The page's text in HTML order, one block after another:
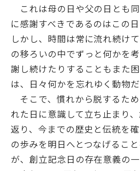
これは母の日や父の日とも
に感謝すべきであるのはこの日
しかし、時間は常に流れ続け
の移ろいの中でずっと何かを
謝し続けたりすることもまた
は、日々何かを忘れゆく動物だ
そこで、慣れから脱するため
れた日に意識して立ち止まり
返り、今までの歴史と伝統を
の歩みを明日へとつなげるこ
が、創立記念日の存在意義の一